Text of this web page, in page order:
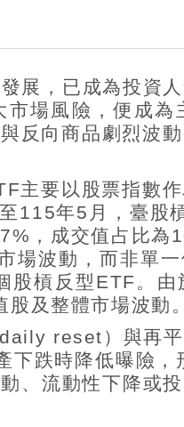
展，已成為投資
市場風險，便成
反向商品劇烈波
主要以股票指數
115年5 月，臺股
，成交值占比為
場波動，而非單
股槓反型 ETF 。由
及整體市場波動。
daily reset ）與再
跌時降低曝險，
、流動性下降或投